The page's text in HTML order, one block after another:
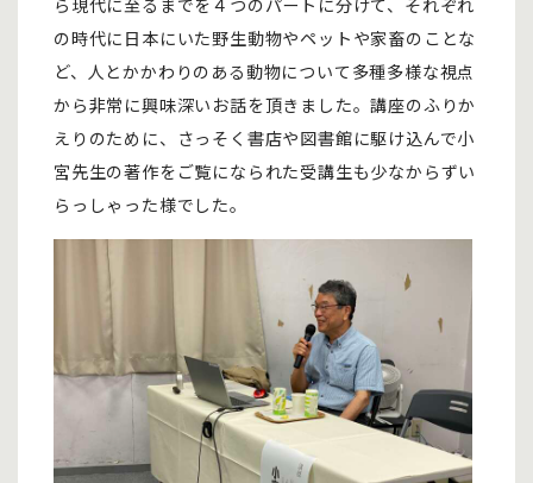
ら現代に至るまでを４つのパートに分けて、それぞれ
の時代に日本にいた野生動物やペットや家畜のことな
ど、人とかかわりのある動物について多種多様な視点
から非常に興味深いお話を頂きました。講座のふりか
えりのために、さっそく書店や図書館に駆け込んで小
宮先生の著作をご覧になられた受講生も少なからずい
らっしゃった様でした。